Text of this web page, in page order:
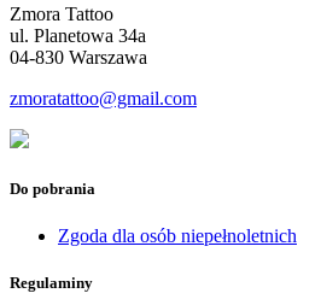
Zmora Tattoo
ul. Planetowa 34a
04-830 Warszawa
zmoratattoo@gmail.com
Do pobrania
Zgoda dla osób niepełnoletnich
Regulaminy